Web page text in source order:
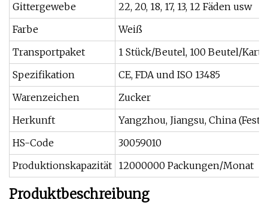
Gittergewebe
22, 20, 18, 17, 13, 12 Fäden usw
Farbe
Weiß
Transportpaket
1 Stück/Beutel, 100 Beutel/
Spezifikation
CE, FDA und ISO 13485
Warenzeichen
Zucker
Herkunft
Yangzhou, Jiangsu, China
HS-Code
30059010
Produktionskapazität 12000000 Packungen/Monat
Produktbeschreibung